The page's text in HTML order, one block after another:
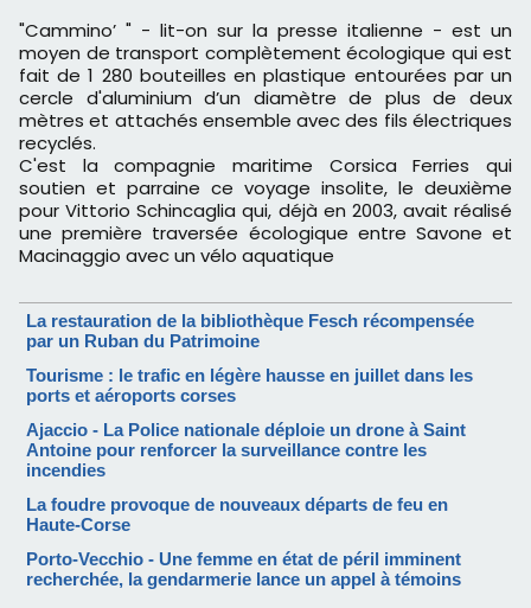
"Cammino’ " - lit-on sur la presse italienne - est un
moyen de transport complètement écologique qui est
fait de 1 280 bouteilles en plastique entourées par un
cercle d'aluminium d’un diamètre de plus de deux
mètres et attachés ensemble avec des fils électriques
recyclés.
C'est la compagnie maritime Corsica Ferries qui
soutien et parraine ce voyage insolite, le deuxième
pour Vittorio Schincaglia qui, déjà en 2003, avait réalisé
une première traversée écologique entre Savone et
Macinaggio avec un vélo aquatique
La restauration de la bibliothèque Fesch récompensée
par un Ruban du Patrimoine
Tourisme : le trafic en légère hausse en juillet dans les
ports et aéroports corses
Ajaccio - La Police nationale déploie un drone à Saint
Antoine pour renforcer la surveillance contre les
incendies
La foudre provoque de nouveaux départs de feu en
Haute-Corse
Porto-Vecchio - Une femme en état de péril imminent
recherchée, la gendarmerie lance un appel à témoins